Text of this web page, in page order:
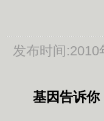
发布时间:2010
基因告诉你